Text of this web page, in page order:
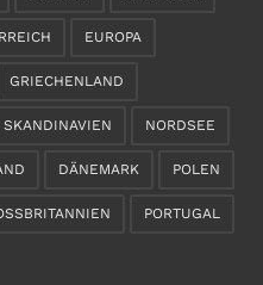
EUROPA
GRIECHENLAND
SKANDINAVIEN NORDSEE
DÄNEMARK POLEN
PORTUGAL